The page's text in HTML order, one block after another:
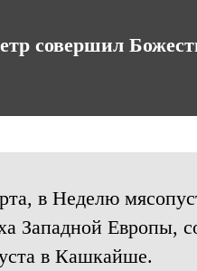
совершил
в Неделю
Западной Европы,
в Кашкайше.